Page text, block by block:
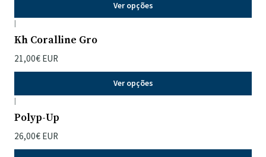
Ver opções
|
Kh Coralline Gro
21,00€ EUR
Ver opções
|
Polyp-Up
26,00€ EUR